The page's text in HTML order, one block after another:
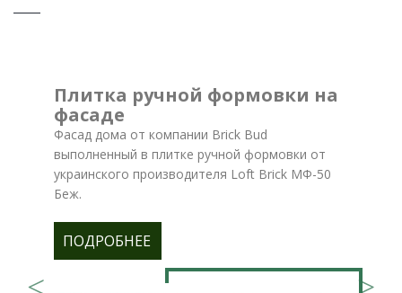
Плитка ручной формовки на
фасаде
Фасад дома от компании Brick Bud
выполненный в плитке ручной формовки от
украинского производителя Loft Brick МФ-50
Беж.
ПОДРОБНЕЕ